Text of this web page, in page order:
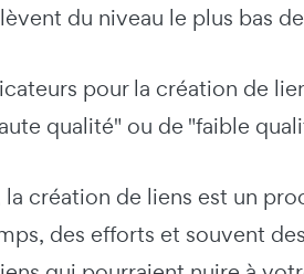
du niveau le plus bas
pour la création de
qualité" ou de "faible
création de liens est un
des efforts et souvent